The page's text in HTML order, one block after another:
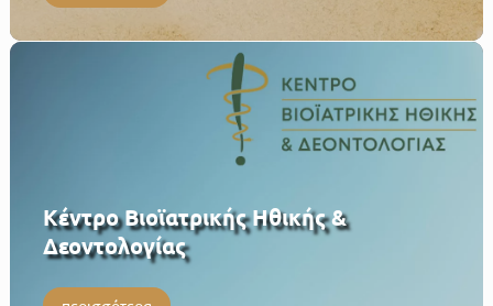
Κέντρο Βιοϊατρικής Ηθικής &
Δεοντολογίας